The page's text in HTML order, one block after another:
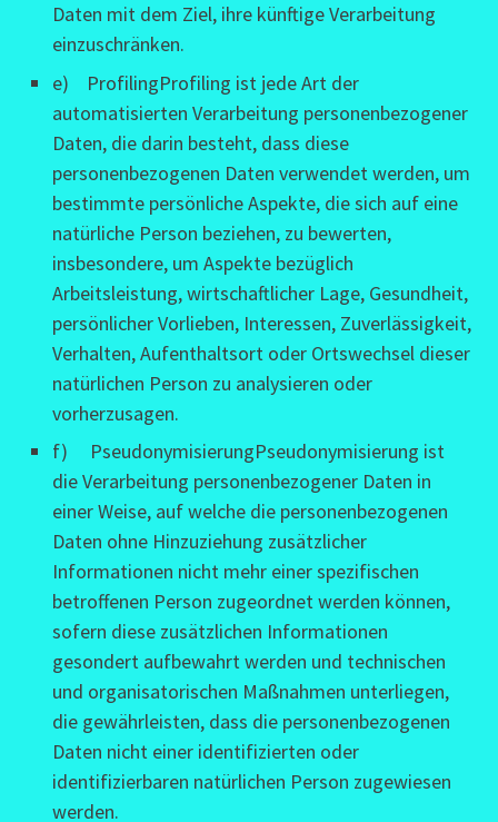
Daten mit dem Ziel, ihre künftige Verarbeitung
einzuschränken.
e) ProfilingProfiling ist jede Art der
automatisierten Verarbeitung personenbezogener
Daten, die darin besteht, dass diese
personenbezogenen Daten verwendet werden, um
bestimmte persönliche Aspekte, die sich auf eine
natürliche Person beziehen, zu bewerten,
insbesondere, um Aspekte bezüglich
Arbeitsleistung, wirtschaftlicher Lage, Gesundheit,
persönlicher Vorlieben, Interessen, Zuverlässigkeit,
Verhalten, Aufenthaltsort oder Ortswechsel dieser
natürlichen Person zu analysieren oder
vorherzusagen.
f) PseudonymisierungPseudonymisierung ist
die Verarbeitung personenbezogener Daten in
einer Weise, auf welche die personenbezogenen
Daten ohne Hinzuziehung zusätzlicher
Informationen nicht mehr einer spezifischen
betroffenen Person zugeordnet werden können,
sofern diese zusätzlichen Informationen
gesondert aufbewahrt werden und technischen
und organisatorischen Maßnahmen unterliegen,
die gewährleisten, dass die personenbezogenen
Daten nicht einer identifizierten oder
identifizierbaren natürlichen Person zugewiesen
werden.